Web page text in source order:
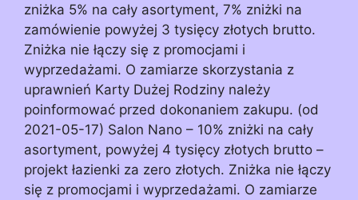
zniżka 5% na cały asortyment, 7% zniżki na
zamówienie powyżej 3 tysięcy złotych brutto.
Zniżka nie łączy się z promocjami i
wyprzedażami. O zamiarze skorzystania z
uprawnień Karty Dużej Rodziny należy
poinformować przed dokonaniem zakupu. (od
2021-05-17) Salon Nano – 10% zniżki na cały
asortyment, powyżej 4 tysięcy złotych brutto –
projekt łazienki za zero złotych. Zniżka nie łączy
się z promocjami i wyprzedażami. O zamiarze